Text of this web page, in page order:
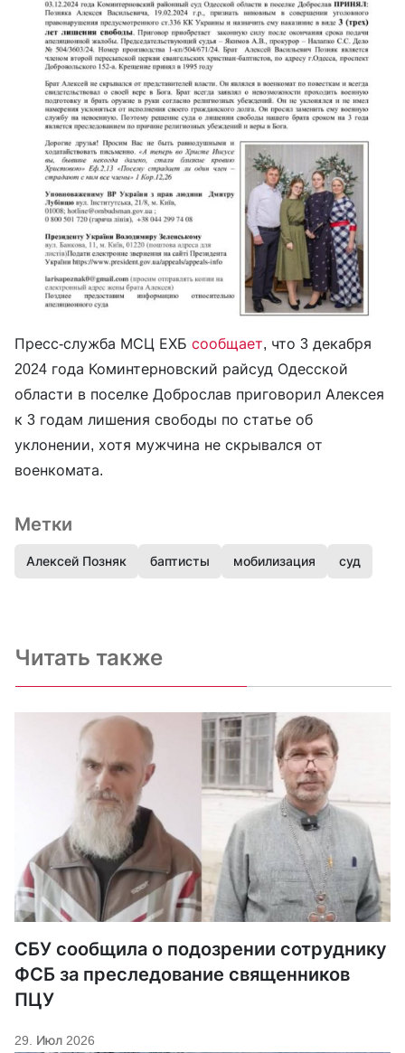
Пресс-служба МСЦ ЕХБ сообщает, что 3 декабря
2024 года Коминтерновский райсуд Одесской
области в поселке Доброслав приговорил Алексея
к 3 годам лишения свободы по статье об
уклонении, хотя мужчина не скрывался от
военкомата.
Метки
Алексей Позняк баптисты мобилизация суд
Читать также
СБУ сообщила о подозрении сотруднику
ФСБ за преследование священников
ПЦУ
29. Июл 2026